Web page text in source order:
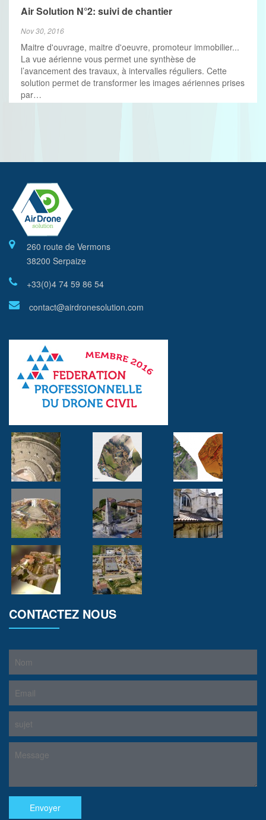
Air Solution N°2: suivi de chantier
Nov 30, 2016
Maitre d'ouvrage, maitre d'oeuvre, promoteur immobilier...
La vue aérienne vous permet une synthèse de
l’avancement des travaux, à intervalles réguliers. Cette
solution permet de transformer les images aériennes prises
par…
260 route de Vermons
38200 Serpaize
+33(0)4 74 59 86 54
contact@airdronesolution.com
CONTACTEZ NOUS